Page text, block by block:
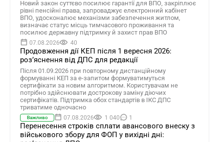
Новий закон суттєво посилює гарантії для ВПО, закріплює
рівні пенсійні права, запроваджує електронний кабінет
ВПО, удосконалює механізми забезпечення житлом,
визначає статус місць тимчасового проживання та
посилює державну підтримку й захист прав ВПО
07.08.2026 40
Продовження дії КЕП після 1 вересня 2026:
розʼяснення від ДПС для редакції
Після 01.09.2026 при повторному дистанційному
формуванні КЕП за е-запитом формуватимуться
сертифікати за новим алгоритмом. Користувачам не
потрібно здійснювати дострокову заміну діючих
сертифікатів. Підтримка обох стандартів в ІКС ДПС
триватиме одночасно
Важливо 07.08.2026 1 040 1
Перенесення строків сплати авансового внеску з
військового збору для ФОП у вихідні дні: